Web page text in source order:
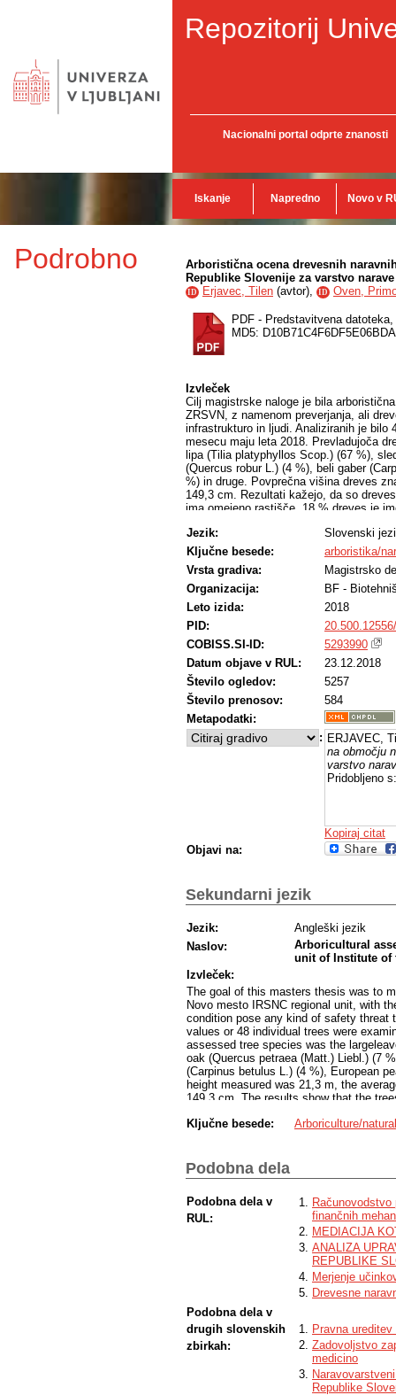
Repozitorij
Nacionalni portal odprte znanosti
Iskanje Napredno Novo v
Podrobno
Arboristična ocena drevesnih
Republike Slovenije za varstvo narave
ID Erjavec, Tilen (avtor), ID Oven,
PDF - Predstavitvena datoteka,
MD5:
Izvleček
Cilj magistrske naloge je bila
ZRSVN, z namenom preverjanja, ali
infrastrukturo in ljudi. Analiziranih je bilo
mesecu maju leta 2018. Prevladujoča
lipa (Tilia platyphyllos Scop.) (67 %),
(Quercus robur L.) (4 %), beli gaber
%) in druge. Povprečna višina dreves
149,3 cm. Rezultati kažejo, da so
ima omejeno rastišče, 18 % dreves je
dreves je imelo v krošnjah mehanske
imelo asimetrično krošnjo. Na vseh
poškodba. Ugotovljeno je bilo, da
okoliške objekte kot tudi ljudi.
potrebna takojšnega ukrepanja.
skladno z evropskimi navodili za
dreves dalo bistveno izboljšati, hkrati
infrastrukuro in ljudi.
Jezik:
Slovenski
Ključne besede:
arboristika/
Vrsta gradiva:
Magistrsko
Organizacija:
BF -
Leto izida:
2018
PID:
COBISS.SI-ID:
5293990
Datum objave v RUL:
23.12.2018
Število ogledov:
5257
Število prenosov:
584
Metapodatki:
: ERJAVEC,
na območju
varstvo
Pridobljeno
Kopiraj citat
Objavi na:
Sekundarni jezik
Jezik:
Angleški jezik
Naslov:
Arboricultural
unit of Institute of
Izvleček:
The goal of this masters thesis was to
Novo mesto IRSNC regional unit, with
condition pose any kind of safety threat
values or 48 individual trees were
assessed tree species was the
oak (Quercus petraea (Matt.) Liebl.) (7
(Carpinus betulus L.) (4 %), European
height measured was 21,3 m, the
149,3 cm. The results show that the
wounds on the trunk or their trunk was
detected atleast one mechanical
of their bad condition, the trees pose a
recommended arboricultural course of
proper arboricultural procedures, the
in turn also greatly reduce the threat
Ključne besede: Arboriculture/
Podobna dela
Podobna dela v
RUL:
finančnih
MEDIACIJA
ANALIZA
REPUBLIKE
Merjenje
Drevesne
Podobna dela v
drugih slovenskih
zbirkah:
Pravna
Zadovoljstvo
medicino
Republike